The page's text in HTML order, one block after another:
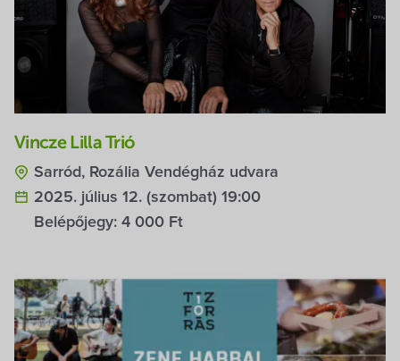
Vincze Lilla Trió
Sarród, Rozália Vendégház udvara
2025. július 12. (szombat) 19:00
Belépőjegy: 4 000 Ft